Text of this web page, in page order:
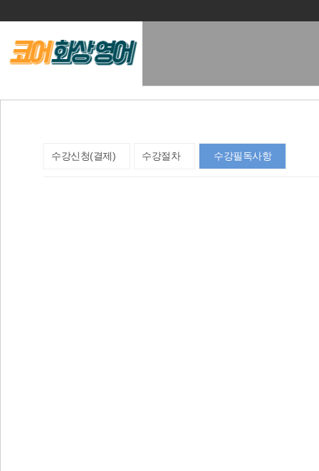
수강신청(결제) 수강절차 수강필독사항